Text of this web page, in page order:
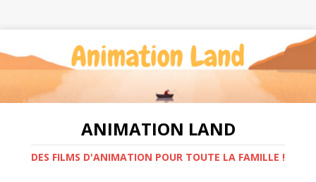
ANIMATION LAND
DES FILMS D'ANIMATION POUR TOUTE LA FAMILLE !